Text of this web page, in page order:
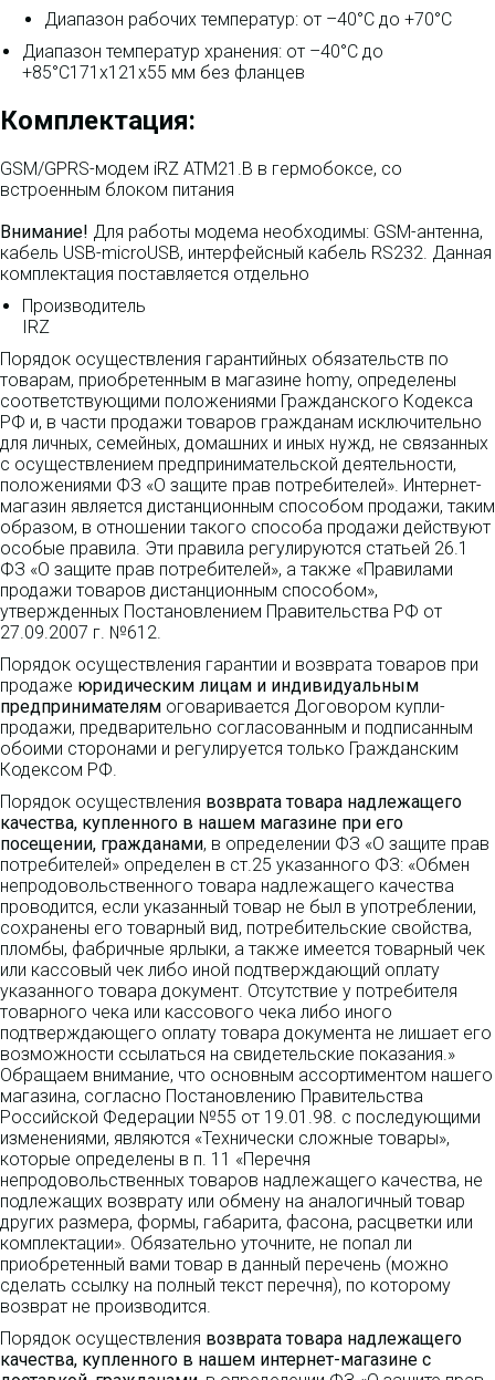
Диапазон рабочих температур: от –40°С до +70°С
Диапазон температур хранения: от –40°С до
+85°С171x121x55 мм без фланцев
Комплектация:
GSM/GPRS-модем iRZ ATM21.B в гермобоксе, со
встроенным блоком питания
Внимание! Для работы модема необходимы: GSM-антенна,
кабель USB-microUSB, интерфейсный кабель RS232. Данная
комплектация поставляется отдельно
Производитель
IRZ
Порядок осуществления гарантийных обязательств по
товарам, приобретенным в магазине homy, определены
соответствующими положениями Гражданского Кодекса
РФ и, в части продажи товаров гражданам исключительно
для личных, семейных, домашних и иных нужд, не связанных
с осуществлением предпринимательской деятельности,
положениями ФЗ «О защите прав потребителей». Интернет-
магазин является дистанционным способом продажи, таким
образом, в отношении такого способа продажи действуют
особые правила. Эти правила регулируются статьей 26.1
ФЗ «О защите прав потребителей», а также «Правилами
продажи товаров дистанционным способом»,
утвержденных Постановлением Правительства РФ от
27.09.2007 г. №612.
Порядок осуществления гарантии и возврата товаров при
продаже юридическим лицам и индивидуальным
предпринимателям оговаривается Договором купли-
продажи, предварительно согласованным и подписанным
обоими сторонами и регулируется только Гражданским
Кодексом РФ.
Порядок осуществления возврата товара надлежащего
качества, купленного в нашем магазине при его
посещении, гражданами, в определении ФЗ «О защите прав
потребителей» определен в ст.25 указанного ФЗ: «Обмен
непродовольственного товара надлежащего качества
проводится, если указанный товар не был в употреблении,
сохранены его товарный вид, потребительские свойства,
пломбы, фабричные ярлыки, а также имеется товарный чек
или кассовый чек либо иной подтверждающий оплату
указанного товара документ. Отсутствие у потребителя
товарного чека или кассового чека либо иного
подтверждающего оплату товара документа не лишает его
возможности ссылаться на свидетельские показания.»
Обращаем внимание, что основным ассортиментом нашего
магазина, согласно Постановлению Правительства
Российской Федерации №55 от 19.01.98. с последующими
изменениями, являются «Технически сложные товары»,
которые определены в п. 11 «Перечня
непродовольственных товаров надлежащего качества, не
подлежащих возврату или обмену на аналогичный товар
других размера, формы, габарита, фасона, расцветки или
комплектации». Обязательно уточните, не попал ли
приобретенный вами товар в данный перечень (можно
сделать ссылку на полный текст перечня), по которому
возврат не производится.
Порядок осуществления возврата товара надлежащего
качества, купленного в нашем интернет-магазине с